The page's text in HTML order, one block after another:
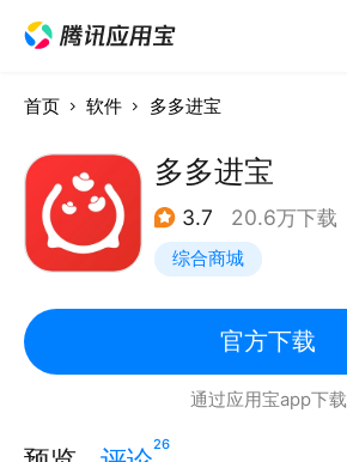
首页 软件 多多进宝
多多进宝
3.7 20.6万下载
综合商城
官方下载
通过应用宝app下载
26